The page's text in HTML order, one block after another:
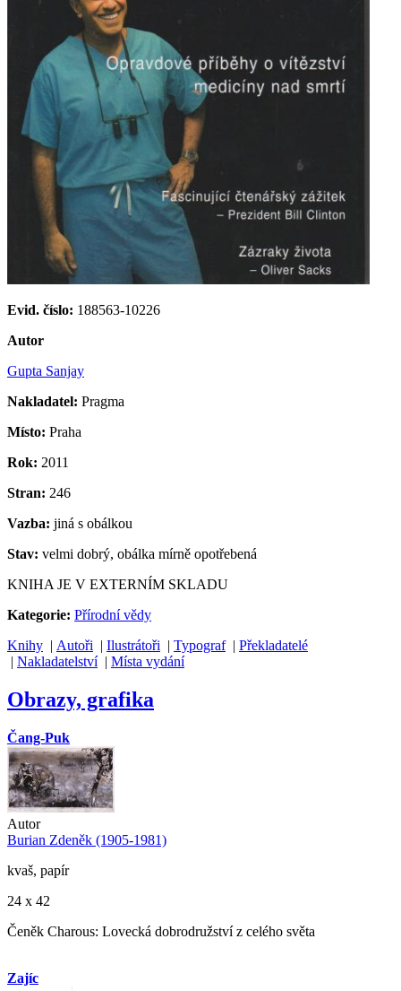
Evid. číslo: 188563-10226
Autor
Gupta Sanjay
Nakladatel: Pragma
Místo: Praha
Rok: 2011
Stran: 246
Vazba: jiná s obálkou
Stav: velmi dobrý, obálka mírně opotřebená
KNIHA JE V EXTERNÍM SKLADU
Kategorie: Přírodní vědy
Knihy | Autoři | Ilustrátoři | Typograf| Překladatelé
| Nakladatelství| Místa vydání
Obrazy, grafika
Čang-Puk
Autor
Burian Zdeněk (1905-1981)
kvaš, papír
24 x 42
Čeněk Charous: Lovecká dobrodružství z celého světa
Zajíc